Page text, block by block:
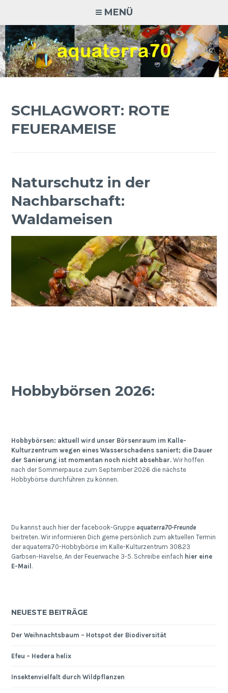
springen
MENÜ
AQUATERRA70
Aquaristik · Terraristik · Natur- und Artenschutz
SCHLAGWORT: ROTE
FEUERAMEISE
Naturschutz in der
Nachbarschaft:
Waldameisen
Hobbybörsen 2026:
Hobbybörsen: aktuell wird unser Börsenraum im Kalle-
Kulturzentrum wegen eines Wasserschadens saniert; die Dauer
der Sanierung ist momentan noch nicht absehbar. Wir hoffen
nach der Sommerpause zum September 2026 die nächste
Hobbybörse durchführen zu können.
Du kannst auch hier der facebook-Gruppeaquaterra70-Freunde
beitreten. Wir informieren Dich gerne persönlich zum aktuellen Termin
der aquaterra70-Hobbybörse im Kalle-Kulturzentrum 30823
Garbsen-Havelse, An der Feuerwache 3-5. Schreibe einfach hier eine
E-Mail .
NEUESTE BEITRÄGE
Der Weihnachtsbaum – Hotspot der Biodiversität
Efeu – Hedera helix
Insektenvielfalt durch Wildpflanzen